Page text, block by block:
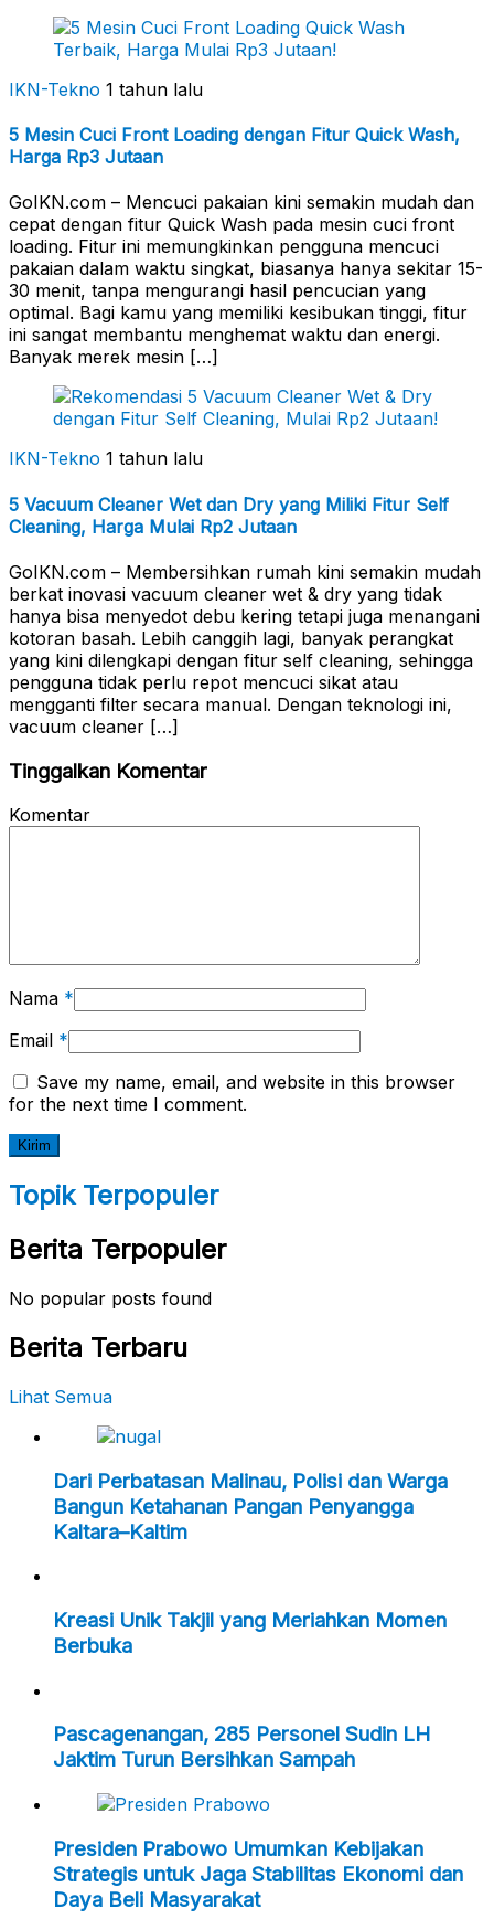
IKN-Tekno 1 tahun lalu
5 Mesin Cuci Front Loading dengan Fitur Quick Wash,
Harga Rp3 Jutaan
GoIKN.com – Mencuci pakaian kini semakin mudah dan
cepat dengan fitur Quick Wash pada mesin cuci front
loading. Fitur ini memungkinkan pengguna mencuci
pakaian dalam waktu singkat, biasanya hanya sekitar 15-
30 menit, tanpa mengurangi hasil pencucian yang
optimal. Bagi kamu yang memiliki kesibukan tinggi, fitur
ini sangat membantu menghemat waktu dan energi.
Banyak merek mesin […]
IKN-Tekno 1 tahun lalu
5 Vacuum Cleaner Wet dan Dry yang Miliki Fitur Self
Cleaning, Harga Mulai Rp2 Jutaan
GoIKN.com – Membersihkan rumah kini semakin mudah
berkat inovasi vacuum cleaner wet & dry yang tidak
hanya bisa menyedot debu kering tetapi juga menangani
kotoran basah. Lebih canggih lagi, banyak perangkat
yang kini dilengkapi dengan fitur self cleaning, sehingga
pengguna tidak perlu repot mencuci sikat atau
mengganti filter secara manual. Dengan teknologi ini,
vacuum cleaner […]
Tinggalkan Komentar
Komentar
Nama *
Email *
Save my name, email, and website in this browser
for the next time I comment.
Topik Terpopuler
Berita Terpopuler
No popular posts found
Berita Terbaru
Lihat Semua
Dari Perbatasan Malinau, Polisi dan Warga
Bangun Ketahanan Pangan Penyangga
Kaltara–Kaltim
Kreasi Unik Takjil yang Meriahkan Momen
Berbuka
Pascagenangan, 285 Personel Sudin LH
Jaktim Turun Bersihkan Sampah
Presiden Prabowo Umumkan Kebijakan
Strategis untuk Jaga Stabilitas Ekonomi dan
Daya Beli Masyarakat